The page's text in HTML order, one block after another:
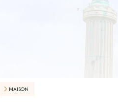
MAISON